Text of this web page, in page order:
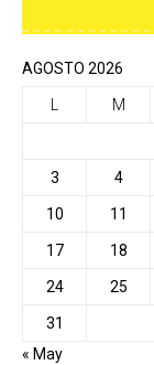
AGOSTO 2026
L M
3 4
10 11
17 18
24 25
31
« May